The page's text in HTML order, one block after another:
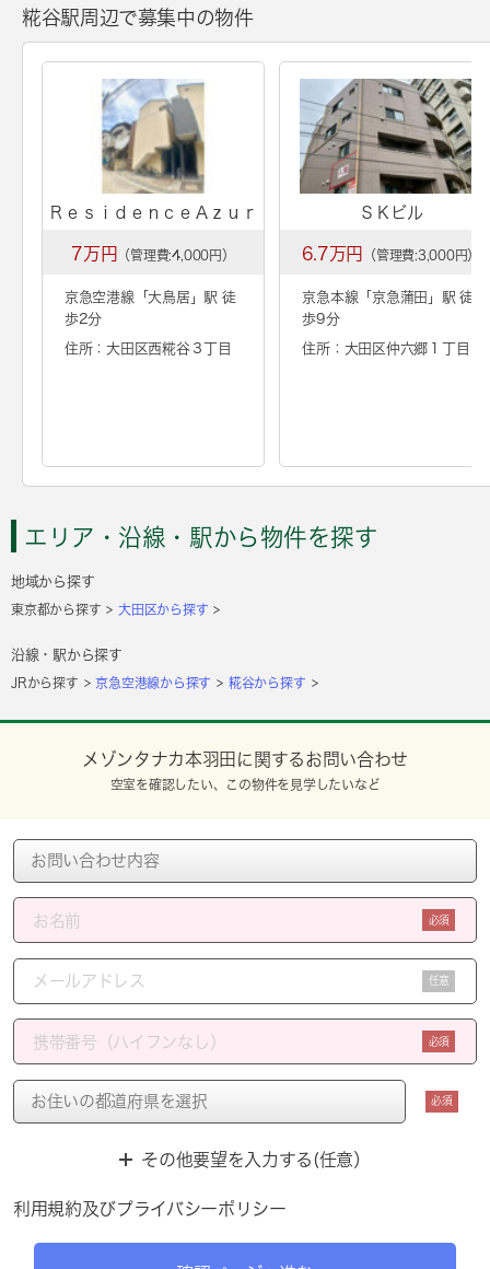
糀谷駅周辺で募集中の物件
ＲｅｓｉｄｅｎｃｅＡｚｕｒ
7万円 （管理費:4,000円）
京急空港線「大鳥居 」駅 徒
歩2分
住所：大田区西糀谷３丁目
ＳＫビル
6.7万円 （管理費:3,000円）
京急本線「京急蒲田 」駅 徒
歩9分
住所：大田区仲六郷１丁目
エリア・沿線・駅から物件を探す
地域から探す
東京都から探す 大田区から探す
沿線・駅から探す
JRから探す 京急空港線から探す 糀谷から探す
メゾンタナカ本羽田に関するお問い合わせ
空室を確認したい、この物件を見学したいなど
必須
任意
必須
必須
その他要望を入力する(任意）
利用規約及びプライバシーポリシー